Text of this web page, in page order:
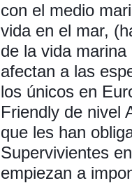
con el medio
vida en el mar,
de la vida
afectan a las
los únicos en
Friendly de nivel
que les han
Supervivientes
empiezan a